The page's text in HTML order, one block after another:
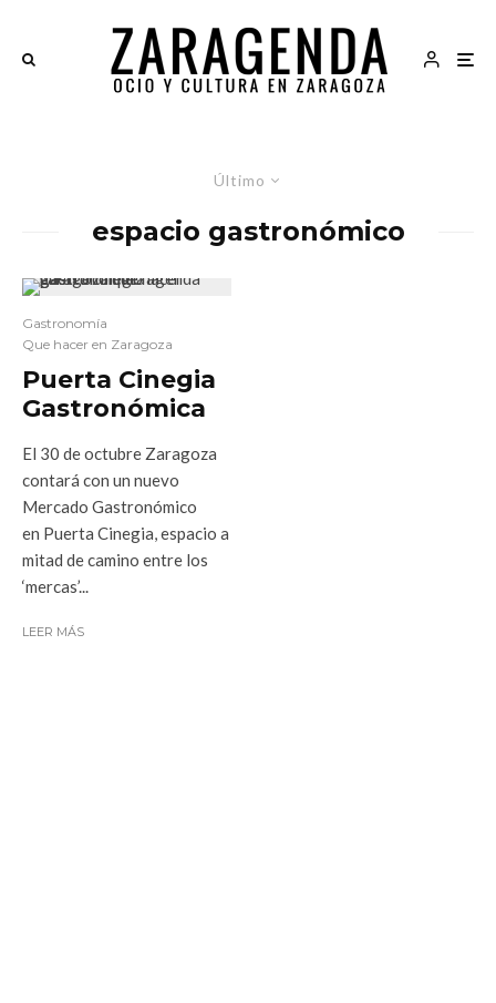
Último
espacio gastronómico
Gastronomía
Que hacer en Zaragoza
Puerta Cinegia
Gastronómica
El 30 de octubre Zaragoza
contará con un nuevo
Mercado Gastronómico
en Puerta Cinegia, espacio a
mitad de camino entre los
‘mercas’...
LEER MÁS